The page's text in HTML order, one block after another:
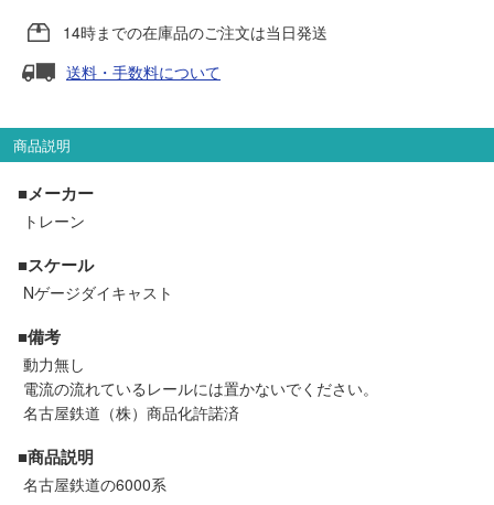
セール商品
走行エリア別 鉄道模型車両リスト
北海道・東北
中部
中国・四国
お役立ち情報
鉄道模型の情報
14時までの在庫品のご注文は当日発送
送料・手数料について
商品説明
■メーカー
トレーン
■スケール
Nゲージダイキャスト
■備考
動力無し
電流の流れているレールには置かないでください。
名古屋鉄道（株）商品化許諾済
■商品説明
名古屋鉄道の6000系